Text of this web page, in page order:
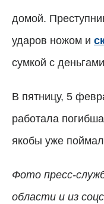
домой.
ударов ножом и
сумкой с
В пятницу, 5
работала
якобы уже
Фото пресс-
области и из